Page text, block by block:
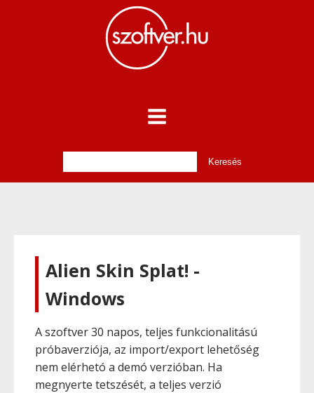
Alien Skin Splat! -
Windows
A szoftver 30 napos, teljes funkcionalitású
próbaverziója, az import/export lehetőség
nem elérhetó a demó verzióban. Ha
megnyerte tetszését, a teljes verzió